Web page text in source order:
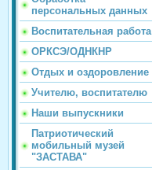
персональных данных
Воспитательная работа
ОРКСЭ/ОДНКНР
Отдых и оздоровление
Учителю, воспитателю
Наши выпускники
Патриотический
мобильный музей
"ЗАСТАВА"